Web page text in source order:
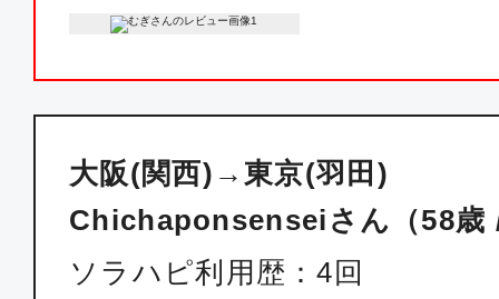
ANA990
大阪(関西)
06:45
ANA094
ファースト
大阪(関西)
07:00
東京(
大阪(関西)→東京(羽田)
Chichaponsenseiさん（58歳
ソラハピ利用歴：4回